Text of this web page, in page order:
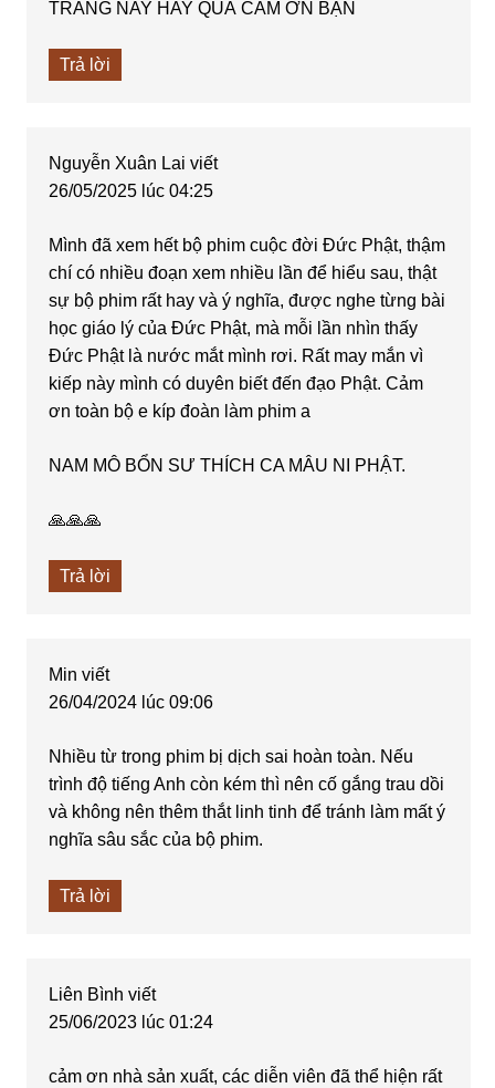
TRANG NAY HAY QUÁ CẢM ƠN BẠN
Trả lời
Nguyễn Xuân Lai viết
26/05/2025 lúc 04:25
Mình đã xem hết bộ phim cuộc đời Đức Phật, thậm
chí có nhiều đoạn xem nhiều lần để hiểu sau, thật
sự bộ phim rất hay và ý nghĩa, được nghe từng bài
học giáo lý của Đức Phật, mà mỗi lần nhìn thấy
Đức Phật là nước mắt mình rơi. Rất may mắn vì
kiếp này mình có duyên biết đến đạo Phật. Cảm
ơn toàn bộ e kíp đoàn làm phim a
NAM MÔ BỔN SƯ THÍCH CA MÂU NI PHẬT.
🙏🙏🙏
Trả lời
Min viết
26/04/2024 lúc 09:06
Nhiều từ trong phim bị dịch sai hoàn toàn. Nếu
trình độ tiếng Anh còn kém thì nên cố gắng trau dồi
và không nên thêm thắt linh tinh để tránh làm mất ý
nghĩa sâu sắc của bộ phim.
Trả lời
Liên Bình viết
25/06/2023 lúc 01:24
cảm ơn nhà sản xuất, các diễn viên đã thể hiện rất